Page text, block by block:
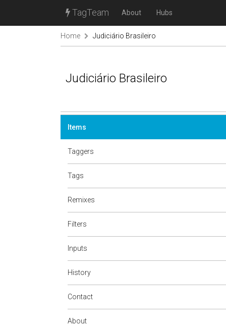
TagTeam About Hubs
Home Judiciário Brasileiro
Judiciário Brasileiro
Items
Taggers
Tags
Remixes
Filters
Inputs
History
Contact
About